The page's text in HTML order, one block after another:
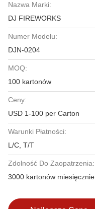
Nazwa Marki:
DJ FIREWORKS
Numer Modelu:
DJN-0204
MOQ:
100 kartonów
Ceny:
USD 1-100 per Carton
Warunki Płatności:
L/C, T/T
Zdolność Do Zaopatrzenia:
3000 kartonów miesięcznie